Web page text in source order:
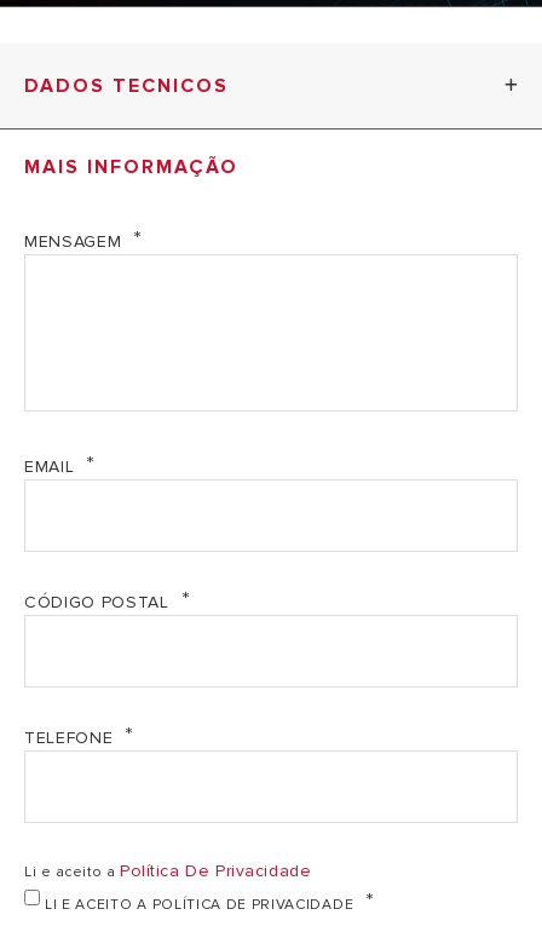
totalmente as normas de acordo com as diretrizes da CE.
DADOS TECNICOS
Classe Erp AQS C* C*
Código
150
W
Voltagem
230
MAIS INFORMAÇÃO
MENSAGEM
EMAIL
CÓDIGO POSTAL
TELEFONE
Li e aceito a Política De Privacidade
LI E ACEITO A POLÍTICA DE PRIVACIDADE